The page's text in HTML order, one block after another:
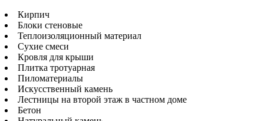
Кирпич
Блоки стеновые
Теплоизоляционный материал
Сухие смеси
Кровля для крыши
Плитка тротуарная
Пиломатериалы
Искусственный камень
Лестницы на второй этаж в частном доме
Бетон